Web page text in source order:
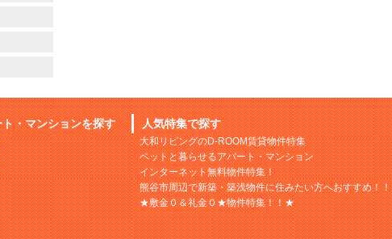
・マンションを探す 人気特集で探す
大和リビングのD-ROOM賃貸物件特集
ペットと暮らせるアパート・マンション
インターネット無料物件特集！
熊谷市周辺で新築・築浅物件に住みたい方へおすすめ！！
★敷金０＆礼金０★物件特集！！★